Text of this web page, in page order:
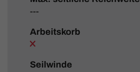
---
Arbeitskorb
Seilwinde